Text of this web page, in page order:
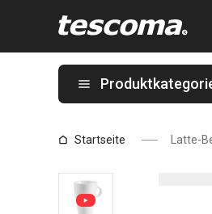
Startseite Latte-